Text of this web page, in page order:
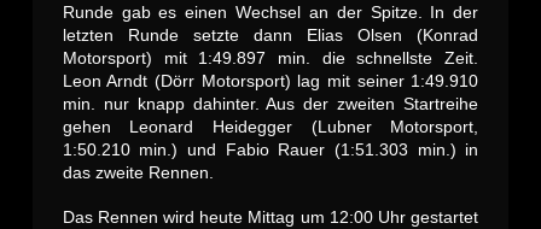
Runde gab es einen Wechsel an der Spitze. In der
letzten Runde setzte dann Elias Olsen (Konrad
Motorsport) mit 1:49.897 min. die schnellste Zeit.
Leon Arndt (Dörr Motorsport) lag mit seiner 1:49.910
min. nur knapp dahinter. Aus der zweiten Startreihe
gehen Leonard Heidegger (Lubner Motorsport,
1:50.210 min.) und Fabio Rauer (1:51.303 min.) in
das zweite Rennen.
Das Rennen wird heute Mittag um 12:00 Uhr gestartet